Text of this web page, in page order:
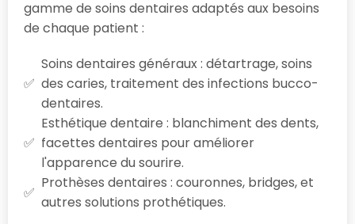
gamme de soins dentaires adaptés aux besoins
de chaque patient :
Soins dentaires généraux : détartrage, soins
des caries, traitement des infections bucco-
dentaires.
Esthétique dentaire : blanchiment des dents,
facettes dentaires pour améliorer
l'apparence du sourire.
Prothèses dentaires : couronnes, bridges, et
autres solutions prothétiques.